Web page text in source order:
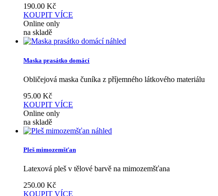
190.00 Kč
KOUPIT VÍCE
Online only
na skladě
náhled
Maska prasátko domácí
Obličejová maska čuníka z příjemného látkového materiálu
95.00 Kč
KOUPIT VÍCE
Online only
na skladě
náhled
Pleš mimozemšťan
Latexová pleš v tělové barvě na mimozemšťana
250.00 Kč
KOUPIT VÍCE